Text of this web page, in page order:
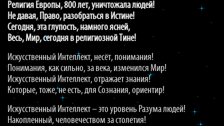
Религия Европы, 800 лет, уничтожала людей!
Не давая, Право, разобраться в Истине!
Сегодня, эта глупость, намного ясней,
Весь, Мир, сегодня в религиозной Тине!
Искусственный Интеллект, несёт, понимания!
Понимания, как сильно, за века, изменился Мир!
Искусственный Интеллект, отражает знания!
Которые, тоже, не есть, для Сознания, ориентир!
Искусственный Интеллект – это уровень Разума людей!
Накопленный, человечеством за столетия!